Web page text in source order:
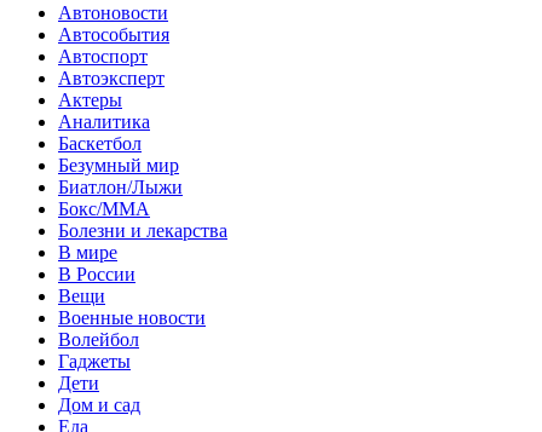
Автоновости
Автособытия
Автоспорт
Автоэксперт
Актеры
Аналитика
Баскетбол
Безумный мир
Биатлон/Лыжи
Бокс/MMA
Болезни и лекарства
В мире
В России
Вещи
Военные новости
Волейбол
Гаджеты
Дети
Дом и сад
Еда